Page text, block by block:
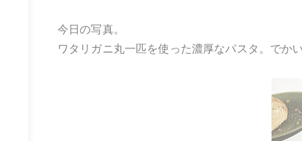
今日の写真。
ワタリガニ丸一匹を使った濃厚なパスタ。でか